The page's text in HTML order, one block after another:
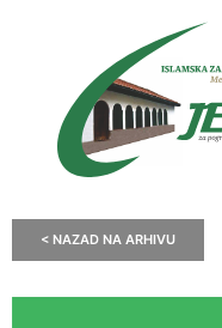
< NAZAD NA ARHIVU